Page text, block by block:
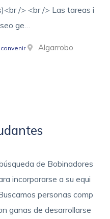
/> <br /> Las tareas i
ge…
Algarrobo
de Bobinadores
incorporarse a su equi
personas comp
ganas de desarrollarse